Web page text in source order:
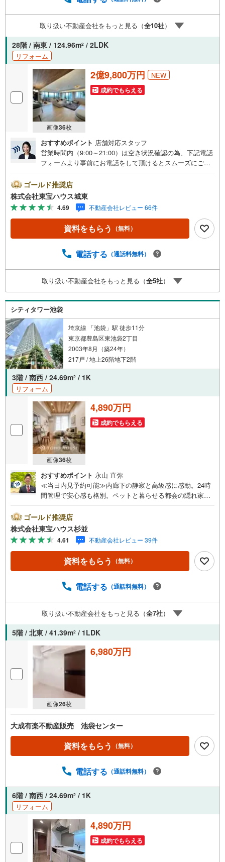
取り扱い不動産会社をもっと見る（全10社）
28階 / 南東 / 124.96m2 / 2LDK
リフォーム
画像36枚
2億9,800万円 NEW
成約でもらえる
おすすめポイント 店舗対応スタッフ
営業時間内（9:00～21:00）は空き状況確認の為、下記電話
フォームより事前にお電話をして頂けるとスムーズにご案
カレンダーの作成▽ご購入後もお客様の人生のパートナー
として暮らしの「安心」を守り続けます。【Yahoo！ 不動
産キャンペーン対象店舗】当店で物件を成約するとPayPay
ボーナスライトがもらえる「Yahoo！ 不動産 物件ご成約キ
ャンペーン」の対象になります。「資料をもらう」「見学
予約をする」ボタンからお問い合わせください。※必ずYah
スライトは出金と譲渡はできません。ご案内・詳細な資料
時受け付けております！■頭金0円からのご購入可能です■
（諸費用もOK）お気軽にお問い合わせください。
ゴールド推奨店
株式会社東宝ハウス城東
4.69 不動産会社レビュー 66件
資料をもらう （無料）
電話する （通話料無料）
取り扱い不動産会社をもっと見る（全5社）
シティタワー池袋
埼京線 「池袋」駅 徒歩11分
東京都豊島区東池袋2丁目
2003年8月（築24年）
217戸 / 地上26階地下2階
3階 / 南西 / 24.69m2 / 1K
リフォーム
画像36枚
4,890万円
成約でもらえる
おすすめポイント 永山 直弥
≪当日内見予約可能≫内廊下の静寂と高級感に感動。24時
間管理で安心感も格別。ペットと暮らせる都会の隠れ家の
「未来カレンダー」のご提案。・ 未来に起こるであろうご
自宅リフォームをオンライン上でご提案「ミラカレクラ
ブ」。・ 不動産売却時、ご自宅を綺麗にかつ瀟洒にさせる
CG加工ホームステイジングサービス。・ 購入者様へ、税
理士による確定申告の無料セミナーをご招待いたします。
◆ご予約に際して◆日時のご希望をお伝えください。（も
（居住中物件）の手配が必要な場合がございますのでご容
案内が可能となりますのでお手数ですがご一報ください。
◆物件のご案内は◆弊社へのご来社、お客様宅へのお迎
え・最寄駅での待ち合わせ、物件周辺のコンビニ等でお待
ち合わせなど、ご希望をお伝えください。ご希望条件をお
伝え頂けましたら、ご見学希望物件以外の資料も用意して
参ります。もちろん他の物件も併せてご案内させていただ
ゴールド推奨店
株式会社東宝ハウス杉並
4.61 不動産会社レビュー 39件
資料をもらう （無料）
電話する （通話料無料）
取り扱い不動産会社をもっと見る（全7社）
5階 / 北東 / 41.39m2 / 1LDK
画像26枚
6,980万円
大成有楽不動産販売 池袋センター
資料をもらう （無料）
電話する （通話料無料）
6階 / 南西 / 24.69m2 / 1K
リフォーム
4,890万円
成約でもらえる